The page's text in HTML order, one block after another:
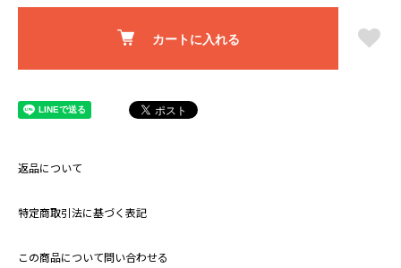
カートに入れる
返品について
特定商取引法に基づく表記
この商品について問い合わせる